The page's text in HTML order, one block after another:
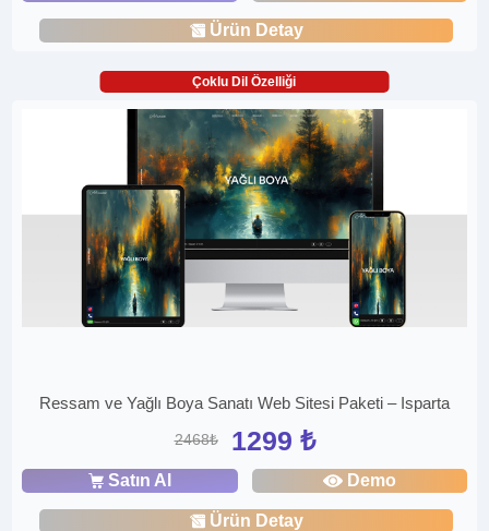
Ürün Detay
Çoklu Dil Özelliği
Ressam ve Yağlı Boya Sanatı Web Sitesi Paketi – Isparta
2468₺ 1299 ₺
Satın Al Demo
Ürün Detay